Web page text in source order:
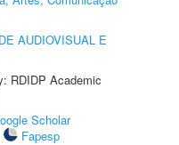
AUDIOVISUAL E
RDIDP Academic
Scholar
Fapesp